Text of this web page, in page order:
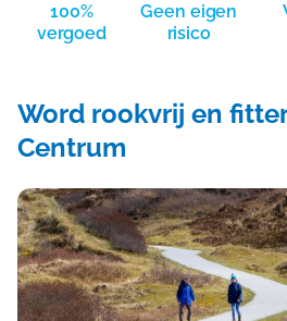
100%
vergoed
Geen eigen
risico
Word rookvrij en
Centrum